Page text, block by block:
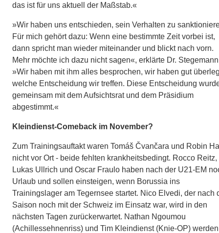
das ist für uns aktuell der Maßstab.«
»Wir haben uns entschieden, sein Verhalten zu
Für mich gehört dazu: Wenn eine bestimmte Zeit vorbei ist,
dann spricht man wieder miteinander und blickt nach vorn.
Mehr möchte ich dazu nicht sagen«, erklärte Dr.
»Wir haben mit ihm alles besprochen, wir haben gut
welche Entscheidung wir treffen. Diese Entscheidung
gemeinsam mit dem Aufsichtsrat und dem Präsidium
abgestimmt.«
Kleindienst-Comeback im November?
Zum Trainingsauftakt waren Tomáš Čvančara und Robin
nicht vor Ort - beide fehlten krankheitsbedingt. Rocco Reitz,
Lukas Ullrich und Oscar Fraulo haben nach der U21-EM
Urlaub und sollen einsteigen, wenn Borussia ins
Trainingslager am Tegernsee startet. Nico Elvedi, der nach
Saison noch mit der Schweiz im Einsatz war, wird in den
nächsten Tagen zurückerwartet. Nathan Ngoumou
(Achillessehnenriss) und Tim Kleindienst (Knie-OP) werden